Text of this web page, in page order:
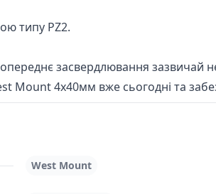
типу PZ2.
засвердлювання зазвичай
Mount 4х40мм вже сьогодні та
West Mount